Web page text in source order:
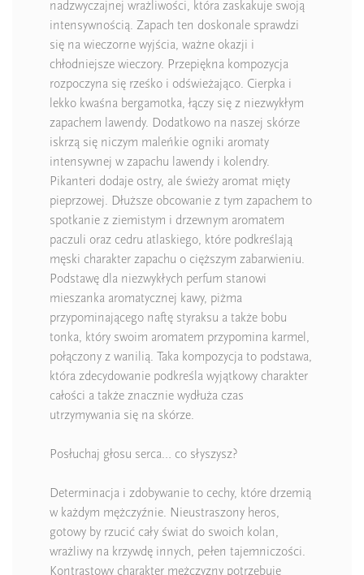
nadzwyczajnej wrażliwości, która zaskakuje swoją
intensywnością. Zapach ten doskonale sprawdzi
się na wieczorne wyjścia, ważne okazji i
chłodniejsze wieczory. Przepiękna kompozycja
rozpoczyna się rześko i odświeżająco. Cierpka i
lekko kwaśna bergamotka, łączy się z niezwykłym
zapachem lawendy. Dodatkowo na naszej skórze
iskrzą się niczym maleńkie ogniki aromaty
intensywnej w zapachu lawendy i kolendry.
Pikanteri dodaje ostry, ale świeży aromat mięty
pieprzowej. Dłuższe obcowanie z tym zapachem to
spotkanie z ziemistym i drzewnym aromatem
paczuli oraz cedru atlaskiego, które podkreślają
męski charakter zapachu o cięższym zabarwieniu.
Podstawę dla niezwykłych perfum stanowi
mieszanka aromatycznej kawy, piżma
przypominającego naftę styraksu a także bobu
tonka, który swoim aromatem przypomina karmel,
połączony z wanilią. Taka kompozycja to podstawa,
która zdecydowanie podkreśla wyjątkowy charakter
całości a także znacznie wydłuża czas
utrzymywania się na skórze.
Posłuchaj głosu serca… co słyszysz?
Determinacja i zdobywanie to cechy, które drzemią
w każdym mężczyźnie. Nieustraszony heros,
gotowy by rzucić cały świat do swoich kolan,
wrażliwy na krzywdę innych, pełen tajemniczości.
Kontrastowy charakter mężczyzny potrzebuje